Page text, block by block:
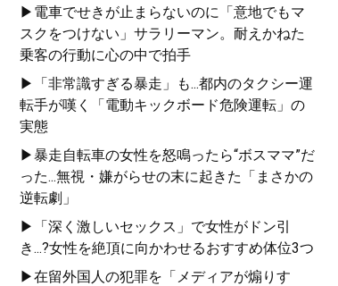
▶電車でせきが止まらないのに「意地でもマ
スクをつけない」サラリーマン。耐えかねた
乗客の行動に心の中で拍手
▶「非常識すぎる暴走」も...都内のタクシー運
転手が嘆く「電動キックボード危険運転」の
実態
▶暴走自転車の女性を怒鳴ったら“ボスママ”だ
った...無視・嫌がらせの末に起きた「まさかの
逆転劇」
▶「深く激しいセックス」で女性がドン引
き...?女性を絶頂に向かわせるおすすめ体位3つ
▶在留外国人の犯罪を「メディアが煽りす